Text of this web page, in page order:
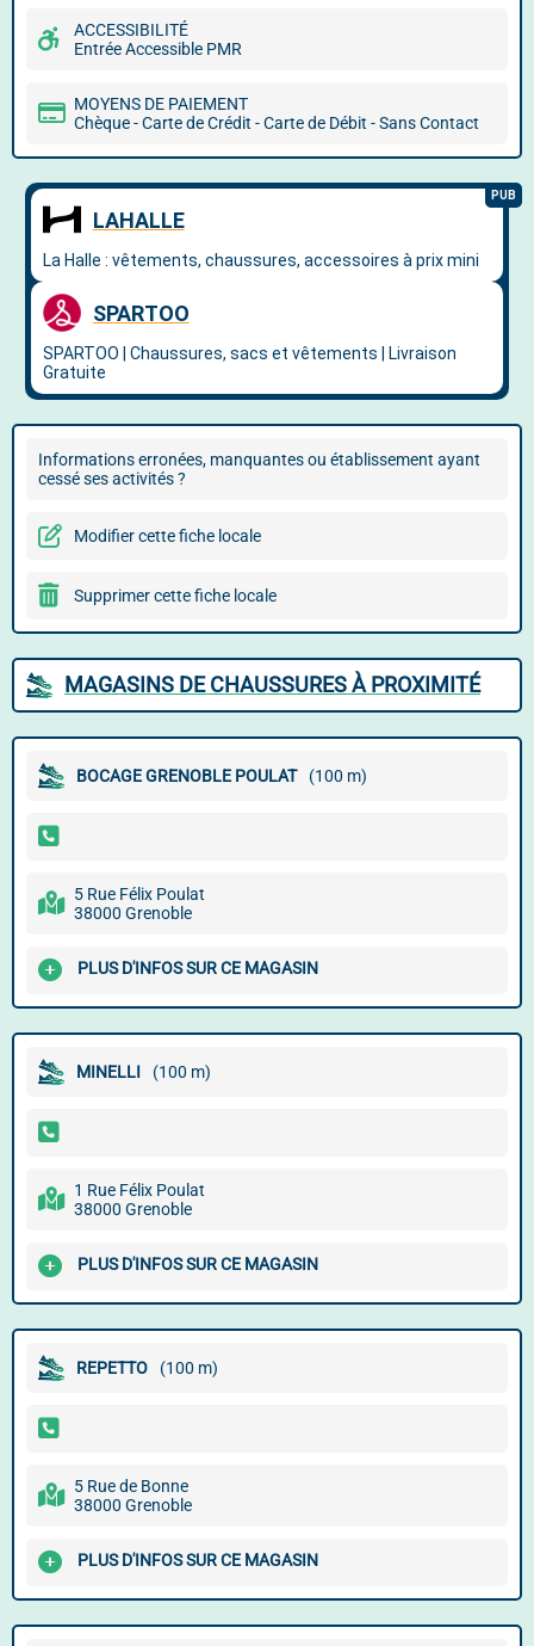
ACCESSIBILITÉ
Entrée Accessible PMR
MOYENS DE PAIEMENT
Chèque - Carte de Crédit - Carte de Débit - Sans Contact
Informations erronées, manquantes ou établissement ayant
cessé ses activités ?
Modifier cette fiche locale
Supprimer cette fiche locale
MAGASINS DE CHAUSSURES À PROXIMITÉ
BOCAGE GRENOBLE POULAT (100 m)
5 Rue Félix Poulat
38000 Grenoble
PLUS D'INFOS SUR CE MAGASIN
MINELLI (100 m)
1 Rue Félix Poulat
38000 Grenoble
PLUS D'INFOS SUR CE MAGASIN
REPETTO (100 m)
5 Rue de Bonne
38000 Grenoble
PLUS D'INFOS SUR CE MAGASIN